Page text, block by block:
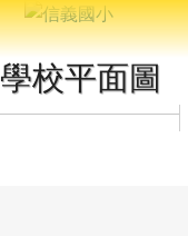
跳至主內容區
信義國小
導覽列
主內容區域
學校平面圖
頁尾區域